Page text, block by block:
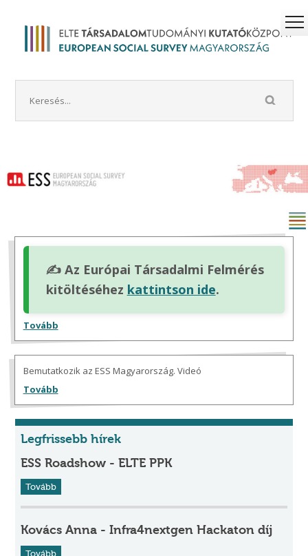
✍️ Az Európai Társadalmi Felmérés
kitöltéséhez kattintson ide.
Tovább
Bemutatkozik az ESS Magyarország. Videó
Tovább
Legfrissebb hírek
ESS Roadshow - ELTE PPK
Tovább
Kovács Anna - Infra4nextgen Hackaton díj
Tovább